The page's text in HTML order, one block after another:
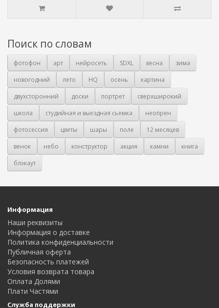
Поиск по словам
фотофон арт нейросеть SDXL весна
зима
новогодний
лето HQ осень
картина
двухсторонний
доски портрет
сверхширокий
школа
студийная и выездная сьемка
неопрен
фотосессия
цветы шары поле
12 месяцев
венок
небо конструктор акция камни
книга
блэкаут
Информация
Наши реквизиты
Информация о доставке
Политика конфиденциальности
Публичная оферта
Безопасность платежей
Условия возврата товара
Оплата Долями
Плати Частями
Служба поддержки